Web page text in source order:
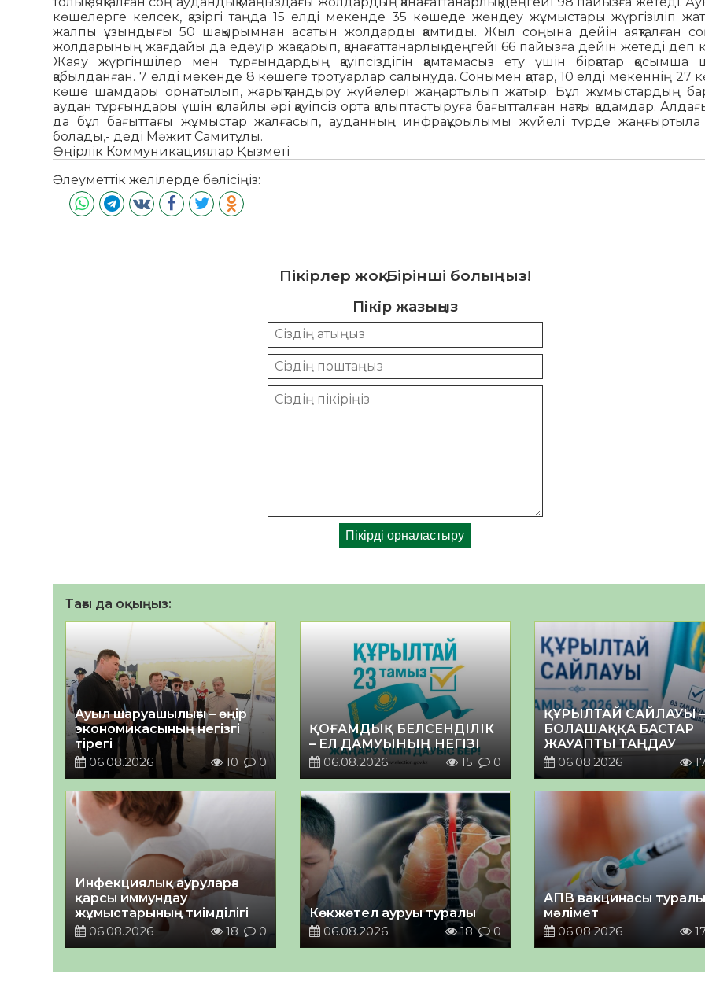
көшелерге келсек, қазіргі таңда 15 елді мекенде 35 көшеде жөндеу жұмыстары жүргізіліп
жалпы ұзындығы 50 шақырымнан асатын жолдарды қамтиды. Жыл соңына дейін аяқталған
жолдарының жағдайы да едәуір жақсарып, қанағаттанарлық деңгейі 66 пайызға дейін жетеді деп
Жаяу жүргіншілер мен тұрғындардың қауіпсіздігін қамтамасыз ету үшін бірқатар қосымша
қабылданған. 7 елді мекенде 8 көшеге тротуарлар салынуда. Сонымен қатар, 10 елді мекеннің 27
көше шамдары орнатылып, жарықтандыру жүйелері жаңартылып жатыр. Бұл жұмыстардың
аудан тұрғындары үшін қолайлы әрі қауіпсіз орта қалыптастыруға бағытталған нақты қадамдар.
да бұл бағыттағы жұмыстар жалғасып, ауданның инфрақұрылымы жүйелі түрде жаңғыртыла
болады,- деді Мәжит Самитұлы.
Өңірлік Коммуникациялар Қызметі
Әлеуметтік желілерде бөлісіңіз:
Пікірлер жоқ. Бірінші болыңыз!
Пікір жазыңыз
Тағы да оқыңыз:
Ауыл шаруашылығы – өңір
экономикасының негізгі
тірегі
06.08.2026
10 0
ҚОҒАМДЫҚ БЕЛСЕНДІЛІК
– ЕЛ ДАМУЫНЫҢ НЕГІЗІ
06.08.2026
15 0
ҚҰРЫЛТАЙ САЙЛАУЫ –
БОЛАШАҚҚА БАСТАР
ЖАУАПТЫ ТАҢДАУ
06.08.2026
Инфекциялық ауруларға
қарсы иммундау
жұмыстарының тиімділігі
06.08.2026
18 0
Көкжөтел ауруы туралы
06.08.2026
18 0
АПВ вакцинасы туралы
мәлімет
06.08.2026